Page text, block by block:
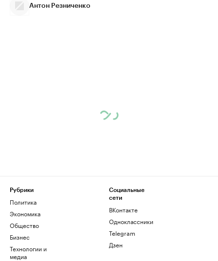
Антон Резниченко
Рубрики
Политика
Экономика
Общество
Бизнес
Технологии и
медиа
Социальные
сети
ВКонтакте
Одноклассники
Telegram
Дзен